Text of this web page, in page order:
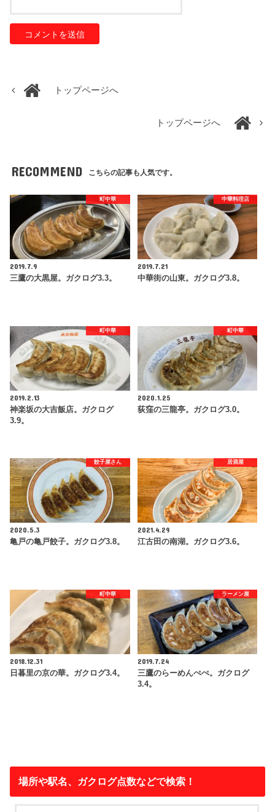
トップページへ
トップページへ
RECOMMEND こちらの記事も人気です。
町中華
2019.7.9
三鷹の大黒屋。ガクログ3.3。
中華料理店
2019.7.21
中華街の山東。ガクログ3.8。
町中華
2019.2.13
神楽坂の大吉飯店。ガクログ
3.9。
町中華
2020.1.25
荻窪の三龍亭。ガクログ3.0。
餃子屋さん
2020.5.3
亀戸の亀戸餃子。ガクログ3.8。
居酒屋
2021.4.29
江古田の南湖。ガクログ3.6。
町中華
2018.12.31
日暮里の京の華。ガクログ3.4。
ラーメン屋
2019.7.24
三鷹のらーめんぺぺ。ガクログ
3.4。
場所や駅名、ガクログ点数などで検索！